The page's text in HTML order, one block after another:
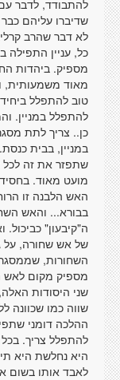
להתבודד, לדבר
שדיברו עליהם
לא דבר שהרב
כל, עניין התפילה
מספיק. ביהדות
מאוד משמעותית,
טוב להתפלל
להתפלל במניין.
כן.. צריך לתת
במניין, בבית
שתפזר את זה לכל
מועט מאוד.
האש הלבנה זו
בבורא... והאש
ה"קיבעון"
של אש שחורה, על
השחורות,
מספיק מקום לאש
שני היסודות
שווה כמו שכוונה
ההלכה דומני
להתפלל צריך.
היא נחלשת היא
לאבד אותו בשום